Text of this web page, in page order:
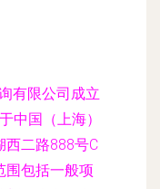
有限公司成立
中国（上海）
西二路888号C
围包括一般项